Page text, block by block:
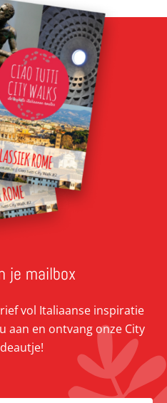
je mailbox
vol Italiaanse inspiratie
aan en ontvang onze City